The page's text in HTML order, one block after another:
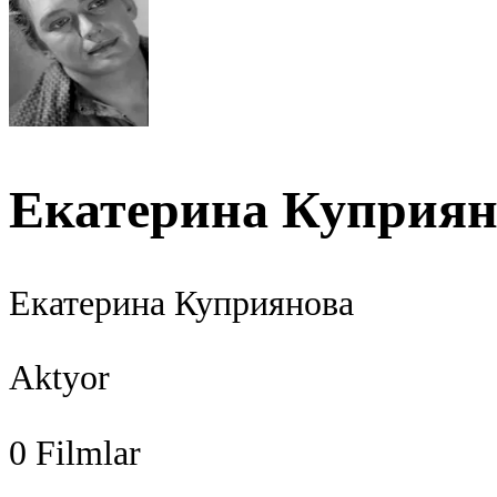
Екатерина
Екатерина Куприянова
Aktyor
0 Filmlar